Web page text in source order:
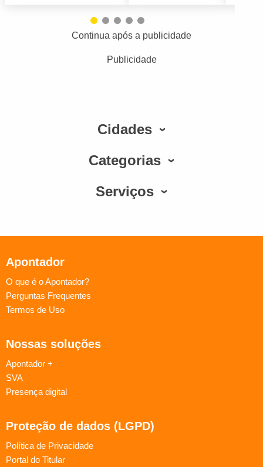
Continua após a publicidade
Publicidade
Cidades
Categorias
Serviços
Apontador
O que é o Apontador?
Perguntas Frequentes
Termos de Uso
Nossas soluções
Apontador +
SVA
Presença digital
Proteção de dados (LGPD)
Política de Privacidade
Portal do Titular